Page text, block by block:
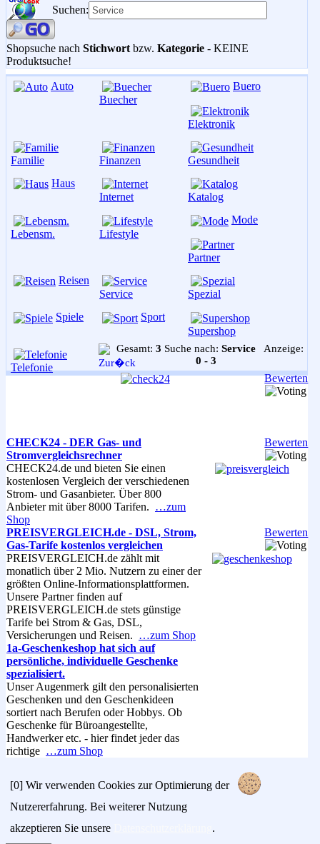
Suchen:
Shopsuche nach Stichwort bzw. Kategorie - KEINE
Produktsuche!
Auto
Buecher
Buero
Elektronik
Familie Finanzen
Gesundheit
Haus
Internet
Katalog
Lebensm. Lifestyle
Mode
Partner
Reisen
Service
Spezial
Spiele
Sport
Supershop
Telefonie
Gesamt:3 Suche nach:Service Anzeige:
0 - 3
Bewerten
CHECK24 - DER Gas- und
Stromvergleichsrechner
CHECK24.de und bieten Sie einen
kostenlosen Vergleich der verschiedenen
Strom- und Gasanbieter. Über 800
Anbieter mit über 8000 Tarifen. …zum
Shop
Bewerten
PREISVERGLEICH.de - DSL, Strom,
Gas-Tarife kostenlos vergleichen
PREISVERGLEICH.de zählt mit
monatlich über 2 Mio. Nutzern zu einer der
größten Online-Informationsplattformen.
Unsere Partner finden auf
PREISVERGLEICH.de stets günstige
Tarife bei Strom & Gas, DSL,
Versicherungen und Reisen. …zum Shop
Bewerten
1a-Geschenkeshop hat sich auf
persönliche, individuelle Geschenke
spezialisiert.
Unser Augenmerk gilt den personalisierten
Geschenken und den Geschenkideen
sortiert nach Berufen oder Hobbys. Ob
Geschenke für Büroangestellte,
Handwerker etc. - hier findet jeder das
richtige …zum Shop
[0] Wir verwenden Cookies zur Optimierung der
Nutzererfahrung. Bei weiterer Nutzung
akzeptieren Sie unsere
.